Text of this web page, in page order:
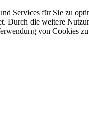
Services für Sie zu
Durch die weitere
von Cookies